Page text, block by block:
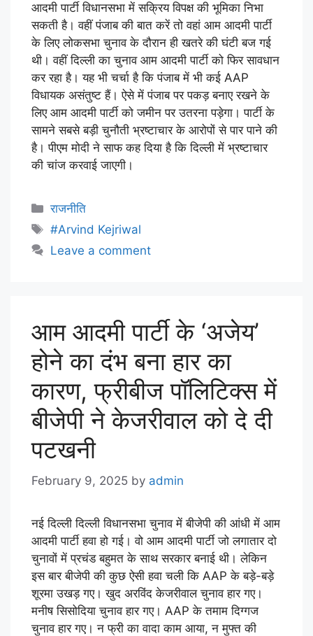
आदमी पार्टी विधानसभा में सक्रिय विपक्ष की भूमिका निभा
सकती है। वहीं पंजाब की बात करें तो वहां आम आदमी पार्टी
के लिए लोकसभा चुनाव के दौरान ही खतरे की घंटी बज गई
थी। वहीं दिल्ली का चुनाव आम आदमी पार्टी को फिर सावधान
कर रहा है। यह भी चर्चा है कि पंजाब में भी कई AAP
विधायक असंतुष्ट हैं। ऐसे में पंजाब पर पकड़ बनाए रखने के
लिए आम आदमी पार्टी को जमीन पर उतरना पड़ेगा। पार्टी के
सामने सबसे बड़ी चुनौती भ्रष्टाचार के आरोपों से पार पाने की
है। पीएम मोदी ने साफ कह दिया है कि दिल्ली में भ्रष्टाचार
की चांज करवाई जाएगी।
राजनीति
#Arvind Kejriwal
Leave a comment
आम आदमी पार्टी के ‘अजेय’
होने का दंभ बना हार का
कारण, फ्रीबीज पॉलिटिक्स में
बीजेपी ने केजरीवाल को दे दी
पटखनी
February 9, 2025 by admin
नई दिल्ली दिल्ली विधानसभा चुनाव में बीजेपी की आंधी में आम
आदमी पार्टी हवा हो गई। वो आम आदमी पार्टी जो लगातार दो
चुनावों में प्रचंड बहुमत के साथ सरकार बनाई थी। लेकिन
इस बार बीजेपी की कुछ ऐसी हवा चली कि AAP के बड़े-बड़े
शूरमा उखड़ गए। खुद अरविंद केजरीवाल चुनाव हार गए।
मनीष सिसोदिया चुनाव हार गए। AAP के तमाम दिग्गज
चुनाव हार गए। न फ्री का वादा काम आया, न मुफ्त की